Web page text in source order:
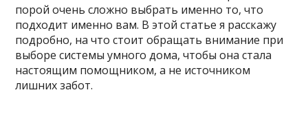
порой очень сложно выбрать именно то, что
подходит именно вам. В этой статье я расскажу
подробно, на что стоит обращать внимание при
выборе системы умного дома, чтобы она стала
настоящим помощником, а не источником
лишних забот.